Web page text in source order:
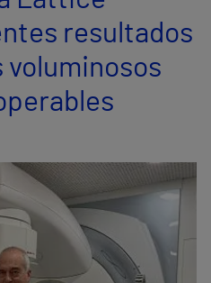
resultados
voluminosos